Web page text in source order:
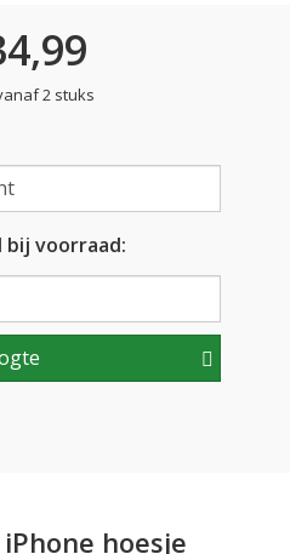
2 stuks
bij voorraad:
hoesje